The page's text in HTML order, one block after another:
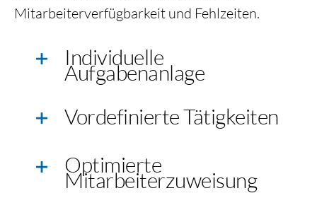
Mitarbeiterverfügbarkeit und Fehlzeiten.
Individuelle
Aufgabenanlage
Vordefinierte Tätigkeiten
Optimierte
Mitarbeiterzuweisung